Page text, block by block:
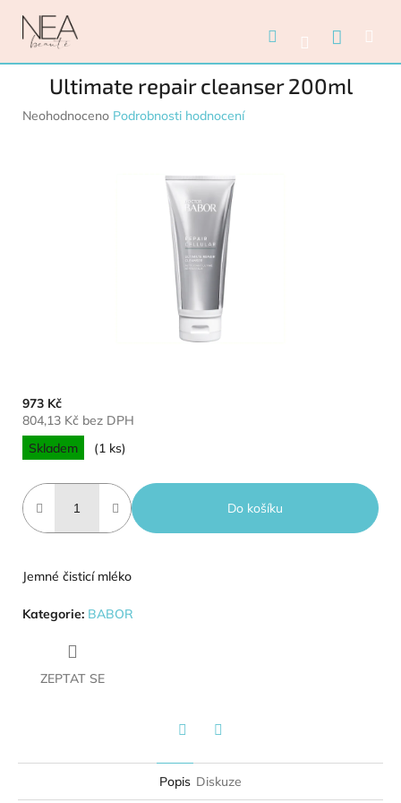
HledatPřihlášení
Ultimate repair cleanser 200ml
Průměrné hodnocení produktu je 0,0 z 5 hvězdiček.
Neohodnoceno Podrobnosti hodnocení
973 Kč
804,13 Kč bez DPH
Měrná cena:
Skladem (1 ks)
Do košíku
Jemné čisticí mléko
Kategorie: BABOR
ZEPTAT SE
Popis Diskuze